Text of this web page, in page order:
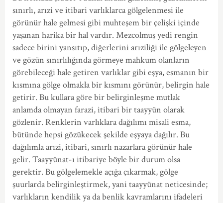
sınırlı, arızi ve itibari varlıklarca gölgelenmesi ile
görünür hale gelmesi gibi muhteşem bir çelişki içinde
yaşanan harika bir hal vardır. Mezcolmuş yedi rengin
sadece birini yansıtıp, diğerlerini arıziliği ile gölgeleyen
ve gözün sınırlılığında görmeye mahkum olanların
görebileceği hale getiren varlıklar gibi eşya, esmanın bir
kısmına gölge olmakla bir kısmını görünür, belirgin hale
getirir. Bu kullara göre bir belirginleşme mutlak
anlamda olmayan farazi, itibari bir taayyün olarak
gözlenir. Renklerin varlıklara dağılımı misali esma,
bütünde hepsi gözükecek şekilde eşyaya dağılır. Bu
dağılımla arızi, itibari, sınırlı nazarlara görünür hale
gelir. Taayyünat-ı itibariye böyle bir durum olsa
gerektir. Bu gölgelemekle açığa çıkarmak, gölge
şuurlarda belirginleştirmek, yani taayyünat neticesinde;
varlıkların kendilik ya da benlik kavramlarını ifadeleri